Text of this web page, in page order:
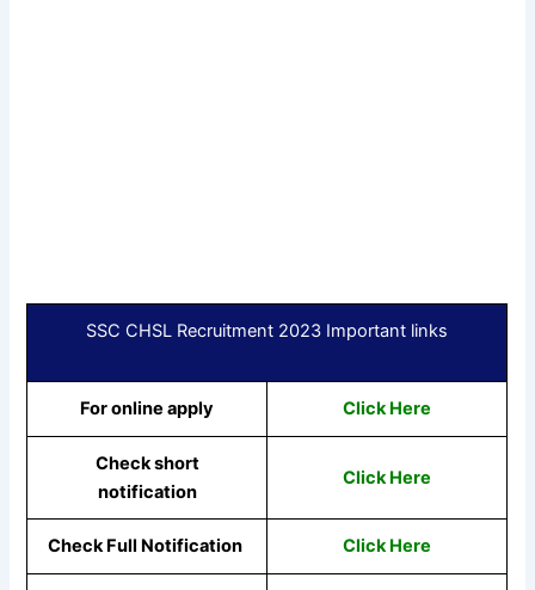
SSC CHSL Recruitment 2023 Important links
For online apply Click Here
Check short
notification
Click Here
Check Full Notification Click Here